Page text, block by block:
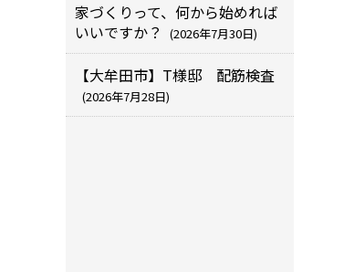
家づくりって、何から始めれば
いいですか？
(2026年7月30日)
【大牟田市】T様邸 配筋検査
(2026年7月28日)